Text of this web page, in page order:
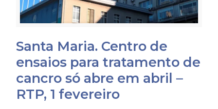
Santa Maria. Centro de
ensaios para tratamento de
cancro só abre em abril –
RTP, 1 fevereiro